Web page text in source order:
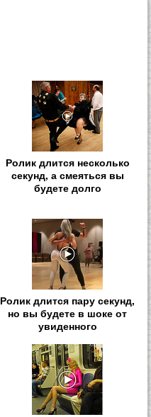
Ролик длится несколько
секунд, а смеяться вы
будете долго
Ролик длится пару секунд,
но вы будете в шоке от
увиденного